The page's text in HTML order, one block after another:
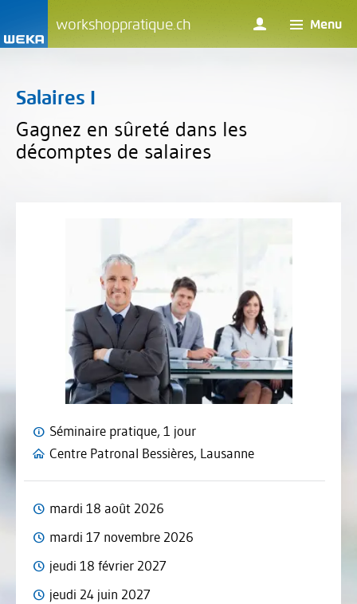
workshoppratique.ch Menu
Salaires I
Gagnez en sûreté dans les
décomptes de salaires
Séminaire pratique, 1 jour
Centre Patronal Bessières, Lausanne
mardi 18 août 2026
mardi 17 novembre 2026
jeudi 18 février 2027
jeudi 24 juin 2027